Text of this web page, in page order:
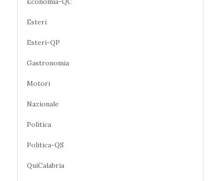
Esteri
Esteri-QP
Gastronomia
Motori
Nazionale
Politica
Politica-QS
QuiCalabria